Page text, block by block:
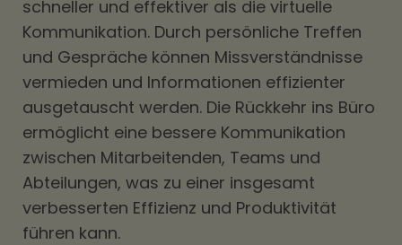
schneller und effektiver als die virtuelle
Kommunikation. Durch persönliche Treffen
und Gespräche können Missverständnisse
vermieden und Informationen effizienter
ausgetauscht werden. Die Rückkehr ins Büro
ermöglicht eine bessere Kommunikation
zwischen Mitarbeitenden, Teams und
Abteilungen, was zu einer insgesamt
verbesserten Effizienz und Produktivität
führen kann.